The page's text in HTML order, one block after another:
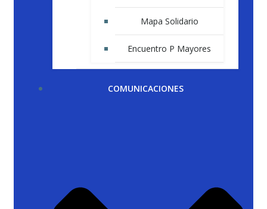
Mapa Solidario
Encuentro P Mayores
COMUNICACIONES